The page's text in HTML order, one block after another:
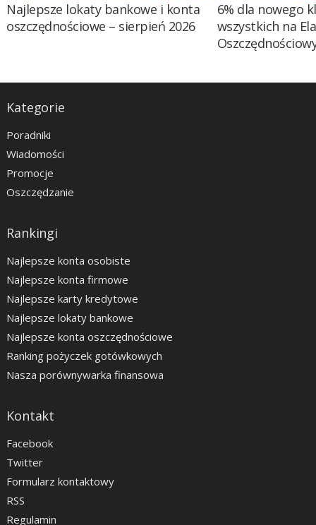
Najlepsze lokaty bankowe i konta
oszczędnościowe – sierpień 2026
6% dla nowego
wszystkich na
Kategorie
Poradniki
Wiadomości
Promocje
Oszczędzanie
Rankingi
Najlepsze konta osobiste
Najlepsze konta firmowe
Najlepsze karty kredytowe
Najlepsze lokaty bankowe
Najlepsze konta oszczędnościowe
Ranking pożyczek gotówkowych
Nasza porównywarka finansowa
Kontakt
Facebook
Twitter
Formularz kontaktowy
RSS
Regulamin